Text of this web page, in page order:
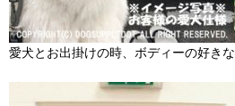
愛犬とお出掛けの時、ボディーの好き